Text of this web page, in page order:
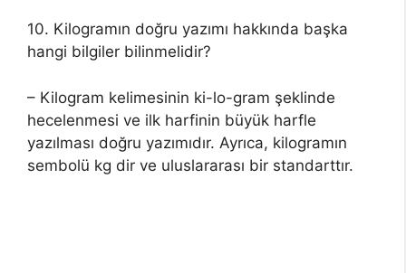
10. Kilogramın doğru yazımı hakkında başka
hangi bilgiler bilinmelidir?
– Kilogram kelimesinin ki-lo-gram şeklinde
hecelenmesi ve ilk harfinin büyük harfle
yazılması doğru yazımıdır. Ayrıca, kilogramın
sembolü kg dir ve uluslararası bir standarttır.